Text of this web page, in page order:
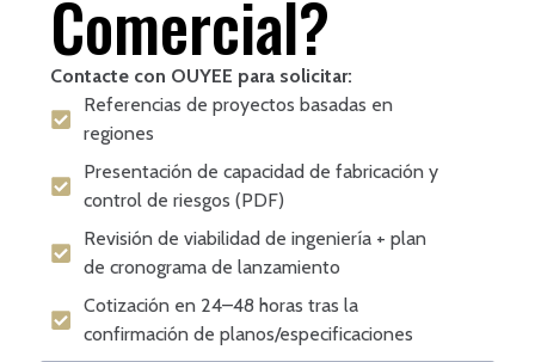
Comercial?
Contacte con OUYEE para solicitar:
Referencias de proyectos basadas en
regiones
Presentación de capacidad de fabricación y
control de riesgos (PDF)
Revisión de viabilidad de ingeniería + plan
de cronograma de lanzamiento
Cotización en 24–48 horas tras la
confirmación de planos/especificaciones